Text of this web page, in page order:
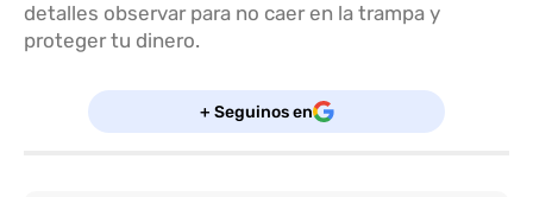
detalles observar para no caer en la trampa y
proteger tu dinero.
+ Seguinos en